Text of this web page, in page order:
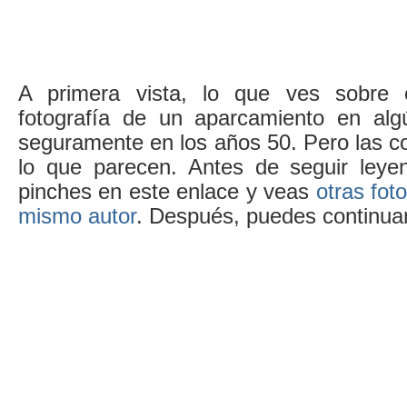
A primera vista, lo que ves sobre
fotografía de un aparcamiento en
seguramente en los años 50. Pero las
lo que parecen. Antes de seguir
pinches en este enlace y veas otras
mismo autor. Después, puedes